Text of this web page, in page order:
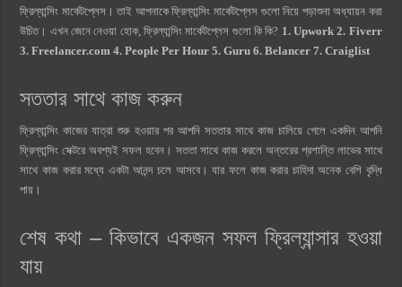
ফ্রিল্যান্সিং মার্কেটপ্লেস। তাই আপনাকে ফ্রিল্যান্সিং মার্কেটপ্লেস গুলো নিয়ে পড়াশুনা অধ্যায়ন করা
উচিত। এখন জেনে নেওয়া হোক, ফ্রিল্যান্সিং মার্কেটপ্লেস গুলো কি কি? 1. Upwork 2. Fiverr
3. Freelancer.com 4. People Per Hour 5. Guru 6. Belancer 7. Craiglist
সততার সাথে কাজ করুন
ফ্রিল্যান্সিং কাজের যাত্রা শুরু হওয়ার পর আপনি সততার সাথে কাজ চালিয়ে গেলে একদিন আপনি
ফ্রিল্যান্সিং সেক্টরে অবশ্যই সফল হবেন। সততা সাথে কাজ করলে অন্তরের প্রশান্তি লাভের সাথে
সাথে কাজ করার মধ্যে একটা আনন্দ চলে আসবে। যার ফলে কাজ করার চাহিদা অনেক বেশি বৃদ্ধি
পায়।
শেষ কথা – কিভাবে একজন সফল ফ্রিল্যান্সার হওয়া
যায়